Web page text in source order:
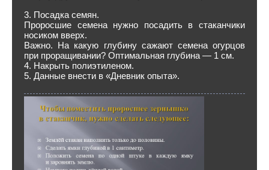
3. Посадка семян.
Проросшие семена нужно посадить в стаканчики
носиком вверх.
Важно. На какую глубину сажают семена огурцов
при проращивании? Оптимальная глубина — 1 см.
4. Накрыть полиэтиленом.
5. Данные внести в «Дневник опыта».